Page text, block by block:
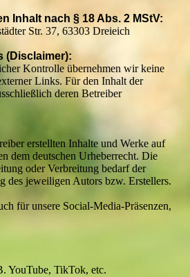
Inhalt nach § 18 Abs. 2 MStV:
Str. 37, 63303 Dreieich
(Disclaimer):
Kontrolle übernehmen wir keine
Links. Für den Inhalt der
deren Betreiber
erstellten Inhalte und Werke auf
dem deutschen Urheberrecht. Die
oder Verbreitung bedarf der
des jeweiligen Autors bzw. Erstellers.
für unsere Social-Media-Präsenzen,
YouTube, TikTok, etc.